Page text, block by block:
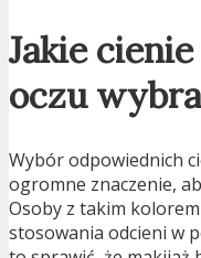
Jakie
oczu
Wybór odpowiednich
ogromne znaczenie,
Osoby z takim
stosowania odcieni w